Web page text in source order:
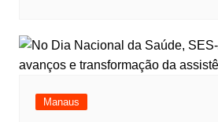
Manaus